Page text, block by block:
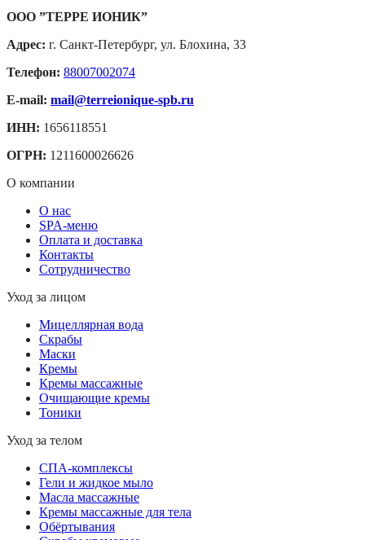
ООО ”ТЕРРЕ ИОНИК”
Адрес: г. Санкт-Петербург, ул. Блохина, 33
Телефон: 88007002074
E-mail: mail@terreionique-spb.ru
ИНН: 1656118551
ОГРН: 1211600026626
О компании
О нас
SPA-меню
Оплата и доставка
Контакты
Сотрудничество
Уход за лицом
Мицеллярная вода
Скрабы
Маски
Кремы
Кремы массажные
Очищающие кремы
Тоники
Уход за телом
СПА-комплексы
Гели и жидкое мыло
Масла массажные
Кремы массажные для тела
Обёртывания